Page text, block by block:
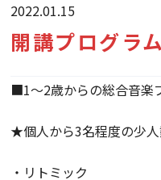
2022.01.15
開講プログラ
■1～2歳からの総合音楽
★個人から3名程度の少
・リトミック